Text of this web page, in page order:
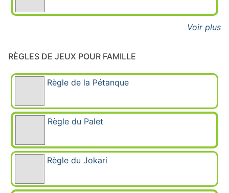
Voir plus
RÈGLES DE JEUX POUR FAMILLE
Règle de la Pétanque
Règle du Palet
Règle du Jokari